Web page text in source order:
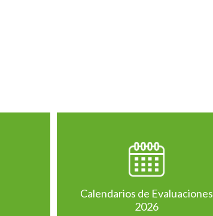
Calendarios de Evaluaciones
2026